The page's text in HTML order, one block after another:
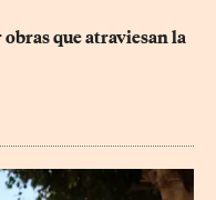
que atraviesan la